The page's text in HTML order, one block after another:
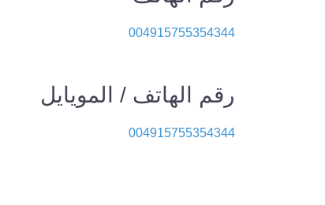
004915755354344
رقم الهاتف / المويايل
004915755354344